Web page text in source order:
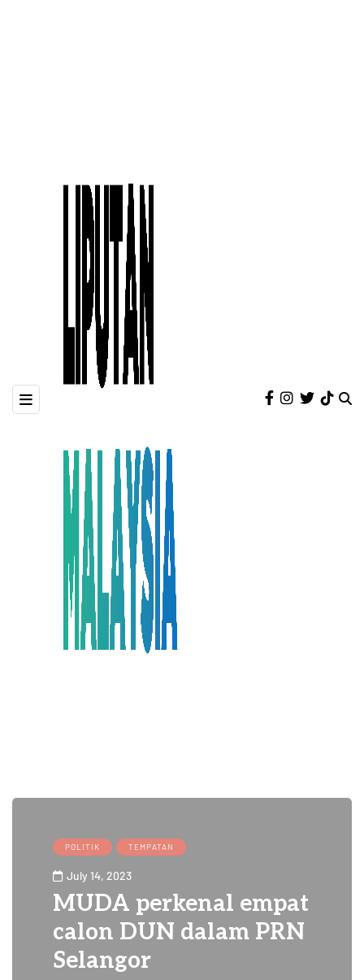
POLITIK TEMPATAN
July 14, 2023
MUDA perkenal empat
calon DUN dalam PRN
Selangor